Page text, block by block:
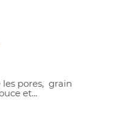
les pores, grain
et...